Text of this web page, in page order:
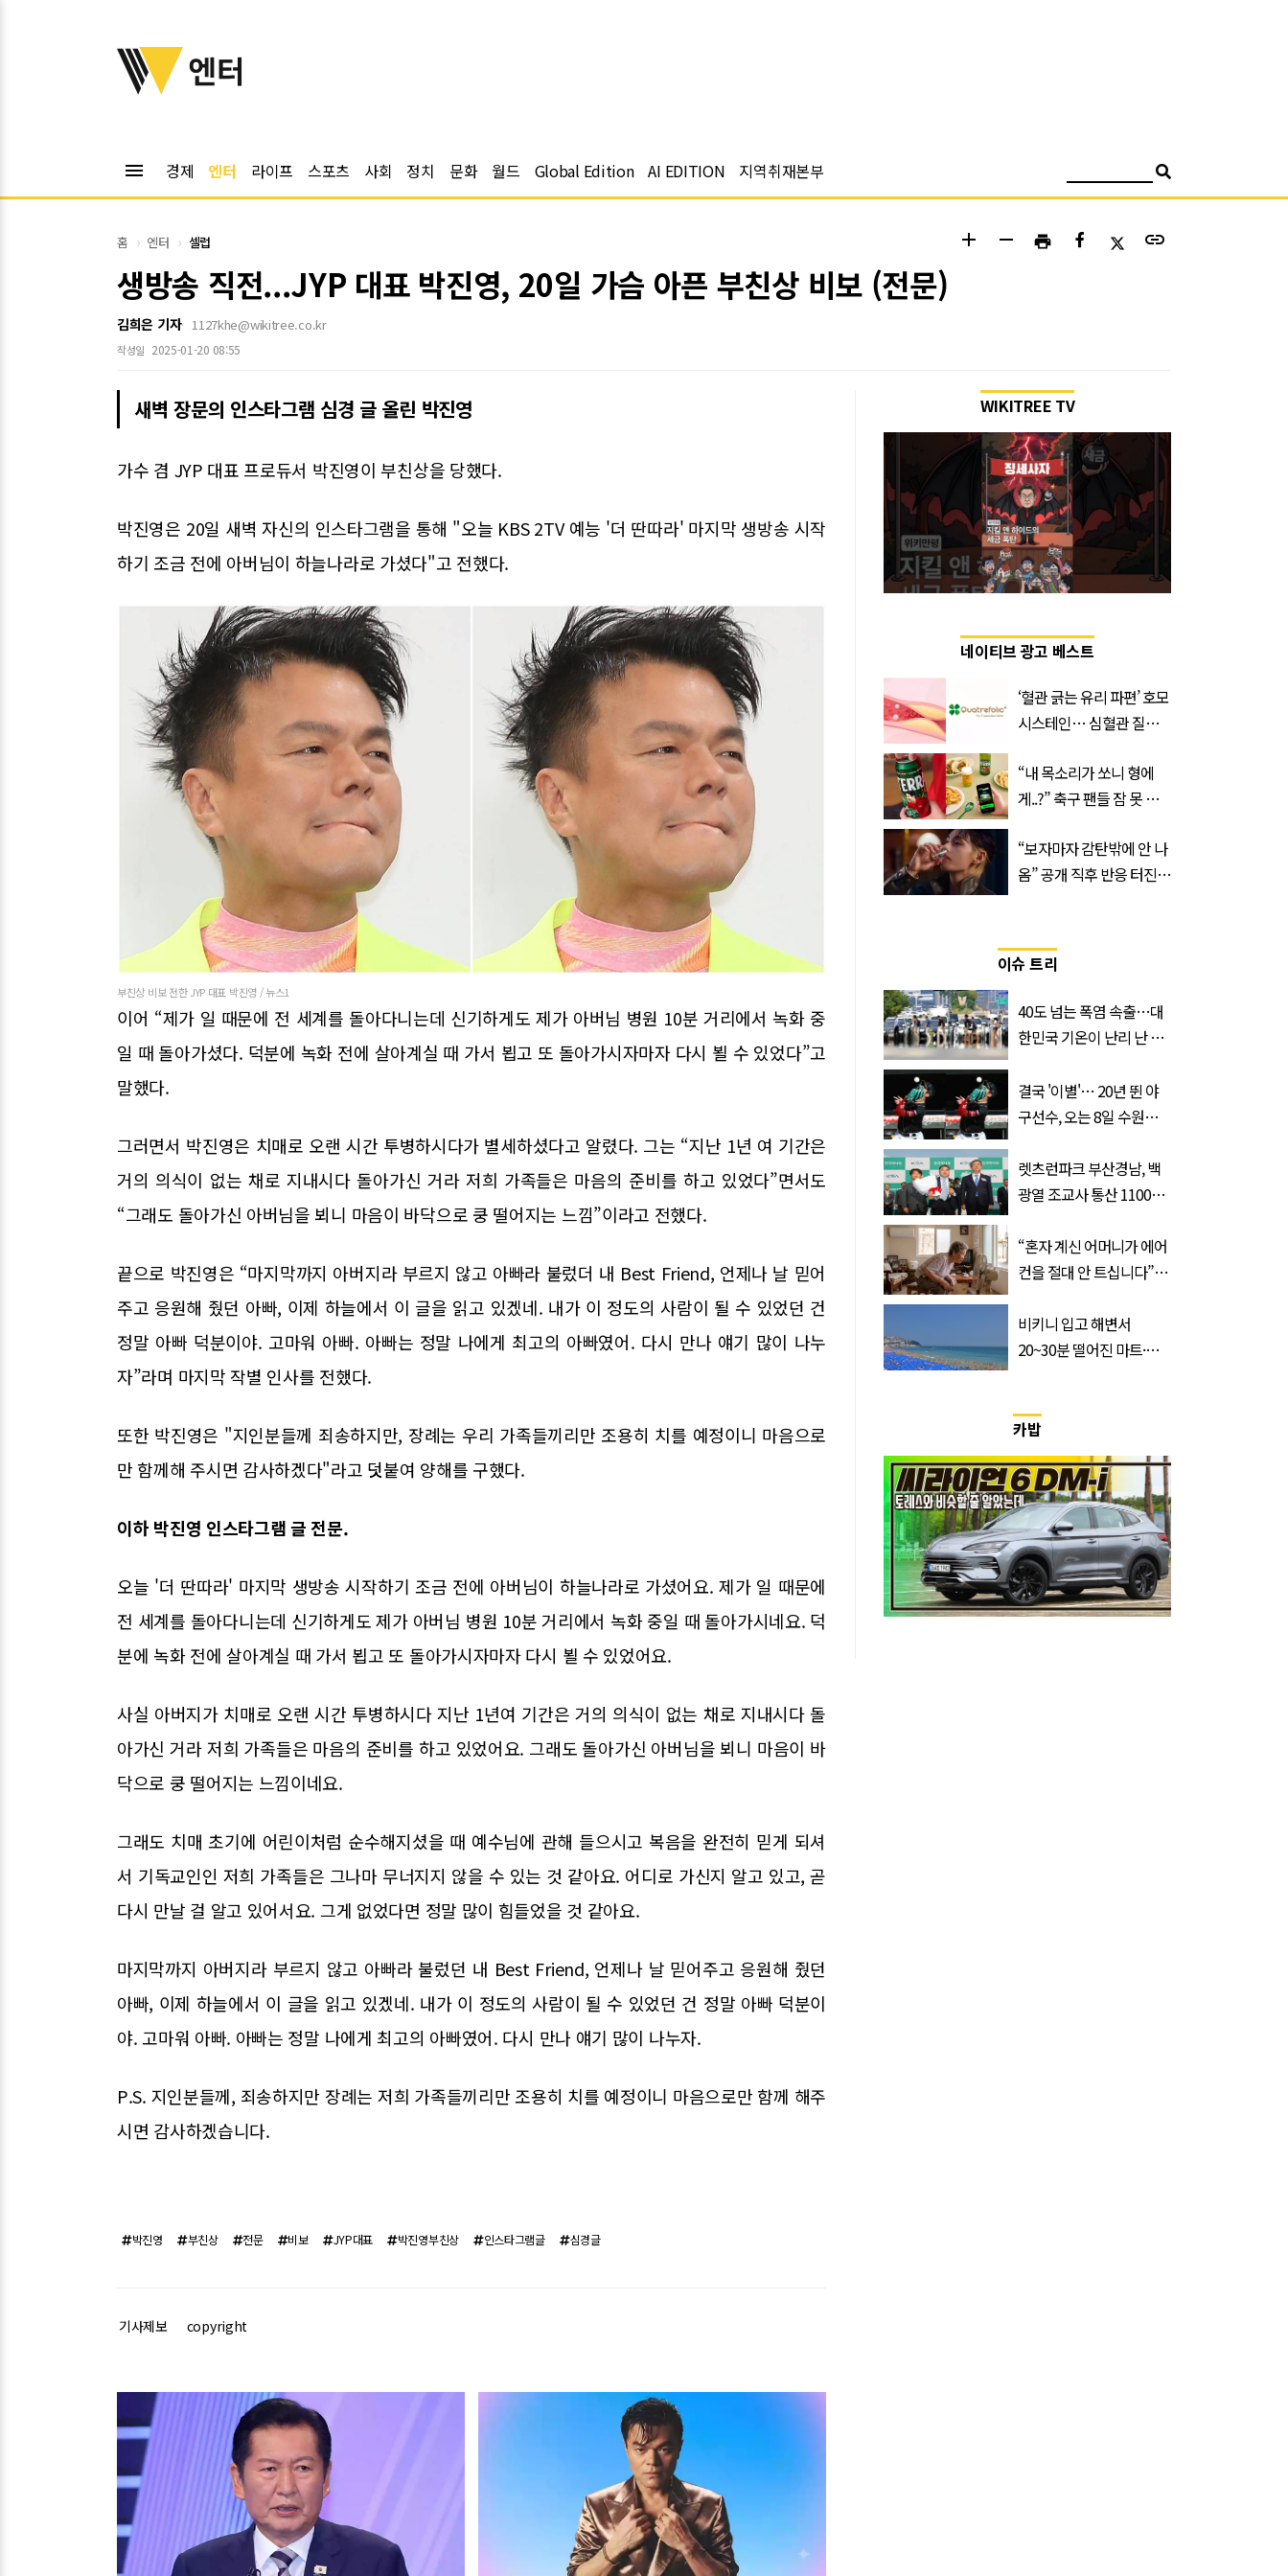
위키트리
엔터
menu 경제 엔터 라이프 스포츠 사회 정치 문화 월드 Global Edition AI EDITION 지역취재본부
홈 엔터 셀럽 add remove print link
생방송 직전...JYP 대표 박진영, 20일 가슴 아픈 부친상 비보 (전문)
김희은 기자 1127khe@wikitree.co.kr
작성일 2025-01-20 08:55
새벽 장문의 인스타그램 심경 글 올린 박진영
가수 겸 JYP 대표 프로듀서 박진영이 부친상을 당했다.
박진영은 20일 새벽 자신의 인스타그램을 통해 "오늘 KBS 2TV 예능 '더 딴따라' 마지막 생방송 시작
하기 조금 전에 아버님이 하늘나라로 가셨다"고 전했다.
부친상 비보 전한 JYP 대표 박진영 / 뉴스1
이어 “제가 일 때문에 전 세계를 돌아다니는데 신기하게도 제가 아버님 병원 10분 거리에서 녹화 중
일 때 돌아가셨다. 덕분에 녹화 전에 살아계실 때 가서 뵙고 또 돌아가시자마자 다시 뵐 수 있었다”고
말했다.
그러면서 박진영은 치매로 오랜 시간 투병하시다가 별세하셨다고 알렸다. 그는 “지난 1년 여 기간은
거의 의식이 없는 채로 지내시다 돌아가신 거라 저희 가족들은 마음의 준비를 하고 있었다”면서도
“그래도 돌아가신 아버님을 뵈니 마음이 바닥으로 쿵 떨어지는 느낌”이라고 전했다.
끝으로 박진영은 “마지막까지 아버지라 부르지 않고 아빠라 불렀더 내 Best Friend, 언제나 날 믿어
주고 응원해 줬던 아빠, 이제 하늘에서 이 글을 읽고 있겠네. 내가 이 정도의 사람이 될 수 있었던 건
정말 아빠 덕분이야. 고마워 아빠. 아빠는 정말 나에게 최고의 아빠였어. 다시 만나 얘기 많이 나누
자”라며 마지막 작별 인사를 전했다.
또한 박진영은 "지인분들께 죄송하지만, 장례는 우리 가족들끼리만 조용히 치를 예정이니 마음으로
만 함께해 주시면 감사하겠다"라고 덧붙여 양해를 구했다.
이하 박진영 인스타그램 글 전문.
오늘 '더 딴따라' 마지막 생방송 시작하기 조금 전에 아버님이 하늘나라로 가셨어요. 제가 일 때문에
전 세계를 돌아다니는데 신기하게도 제가 아버님 병원 10분 거리에서 녹화 중일 때 돌아가시네요. 덕
분에 녹화 전에 살아계실 때 가서 뵙고 또 돌아가시자마자 다시 뵐 수 있었어요.
사실 아버지가 치매로 오랜 시간 투병하시다 지난 1년여 기간은 거의 의식이 없는 채로 지내시다 돌
아가신 거라 저희 가족들은 마음의 준비를 하고 있었어요. 그래도 돌아가신 아버님을 뵈니 마음이 바
닥으로 쿵 떨어지는 느낌이네요.
그래도 치매 초기에 어린이처럼 순수해지셨을 때 예수님에 관해 들으시고 복음을 완전히 믿게 되셔
서 기독교인인 저희 가족들은 그나마 무너지지 않을 수 있는 것 같아요. 어디로 가신지 알고 있고, 곧
다시 만날 걸 알고 있어서요. 그게 없었다면 정말 많이 힘들었을 것 같아요.
마지막까지 아버지라 부르지 않고 아빠라 불렀던 내 Best Friend, 언제나 날 믿어주고 응원해 줬던
아빠, 이제 하늘에서 이 글을 읽고 있겠네. 내가 이 정도의 사람이 될 수 있었던 건 정말 아빠 덕분이
야. 고마워 아빠. 아빠는 정말 나에게 최고의 아빠였어. 다시 만나 얘기 많이 나누자.
P.S. 지인분들께, 죄송하지만 장례는 저희 가족들끼리만 조용히 치를 예정이니 마음으로만 함께 해주
시면 감사하겠습니다.
박진영 부친상 전문 비보 JYP대표 박진영부친상 인스타그램글 심경글
기사제보 copyright
관련기사
WIKITREE TV
네이티브 광고 베스트
‘혈관 긁는 유리 파편’ 호모
시스테인… 심혈관 질환
“내 목소리가 쏘니 형에
게..?” 축구 팬들 잠 못 들
트
“보자마자 감탄밖에 안 나
옴” 공개 직후 반응 터진
이슈 트리
40도 넘는 폭염 속출…대
한민국 기온이 난리 난 이
능
결국 '이별'… 20년 뛴 야
구선수, 오는 8일 수원서
렛츠런파크 부산경남, 백
광열 조교사 통산 1100
“혼자 계신 어머니가 에어
컨을 절대 안 트십니다”…
비키니 입고 해변서
20~30분 떨어진 마트·주
카밥